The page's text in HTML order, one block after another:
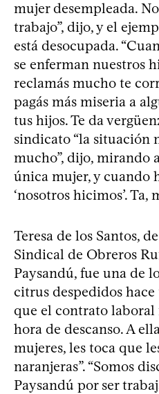
mujer desempleada.
trabajo”, dijo, y el
está desocupada.
se enferman nuestros
reclamás mucho te
pagás más miseria a
tus hijos. Te da
sindicato “la situación
mucho”, dijo, mirando
única mujer, y cuando
‘nosotros hicimos’. Ta,
Teresa de los Santos,
Sindical de Obreros
Paysandú, fue una de
citrus despedidos
que el contrato
hora de descanso. A
mujeres, les toca que
naranjeras”. “Somos
Paysandú por ser